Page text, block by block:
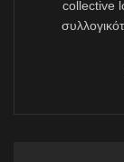
collective